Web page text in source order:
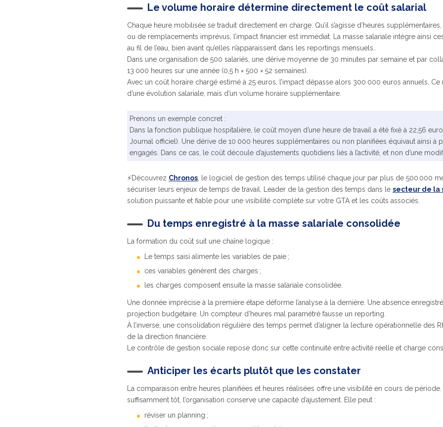
Le volume horaire détermine directement le coût salarial
Chaque heure mobilisée se traduit directement en charge. Qu’il s’agisse d’heures
ou de remplacements imprévus, l’impact financier est immédiat. La masse salariale intègre ainsi
au fil de l’eau, bien avant qu’elles n’apparaissent dans les reportings mensuels..
Dans une organisation de 500 salariés, une dérive moyenne de 30 minutes par semaine et par
13 000 heures sur une année (0,5 h × 500 × 52 semaines).
Avec un coût horaire chargé estimé à 25 euros, l’impact dépasse alors 300 000 euros annuels.
d’une évolution salariale, mais d’un volume horaire supplémentaire.
Prenons un exemple concret :
Dans la fonction publique hospitalière, le coût moyen d’une heure de travail a été fixé à 22,56
Journal officiel). Une dérive de 10 000 heures supplémentaires ou non planifiées équivaut ainsi à
engagés. Dans ce cas, le coût découle d’ajustements quotidiens liés à l’activité, et non d’une
⚡Découvrez Chronos , le logiciel de gestion des temps utilisé chaque jour par plus de 500 000
sécuriser leurs enjeux de temps de travail. Leader de la gestion des temps dans le secteur de la
solution puissante et fiable pour une visibilité complète sur votre GTA et les coûts associés.
Du temps enregistré à la masse salariale consolidée
La formation du coût suit une chaîne logique :
Le temps saisi alimente les variables de paie ;
ces variables génèrent des charges ;
les charges composent ensuite la masse salariale consolidée.
Une donnée imprécise à la première étape déforme l’analyse à la dernière. Une absence
projection budgétaire. Un compteur d’heures mal paramétré fausse un reporting.
À l’inverse, une consolidation régulière des temps permet d’aligner la lecture opérationnelle des
de la direction financière.
Le contrôle de gestion sociale repose donc sur cette continuité entre activité réelle et charge
Anticiper les écarts plutôt que les constater
La comparaison entre heures planifiées et heures réalisées offre une visibilité en cours de période.
suffisamment tôt, l’organisation conserve une capacité d’ajustement. Elle peut :
réviser un planning ;